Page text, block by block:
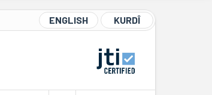
ENGLISH KURDÎ